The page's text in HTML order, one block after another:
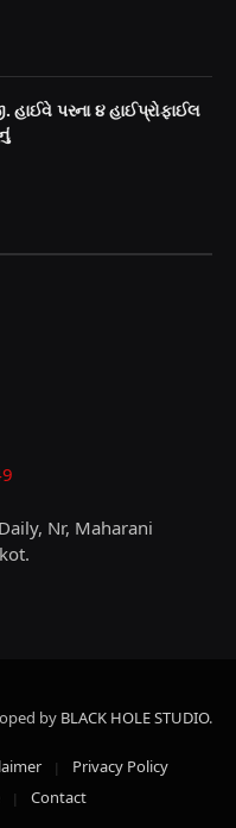
પરના ૪ હાઈપ્રોફાઈલ
Nr, Maharani
by BLACK HOLE STUDIO.
Privacy Policy
Contact